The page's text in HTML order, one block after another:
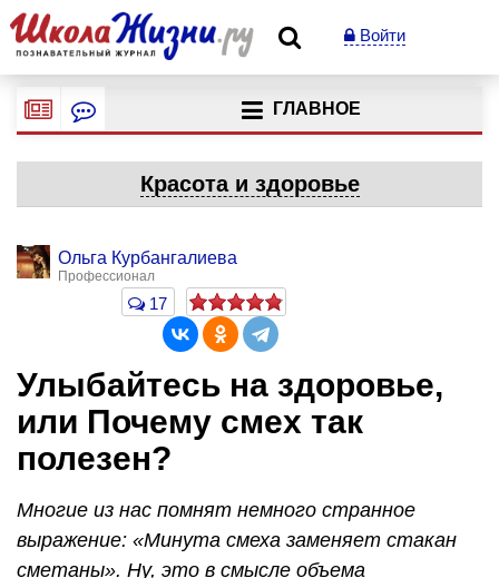
Войти
ГЛАВНОЕ
Красота и здоровье
Ольга Курбангалиева
Профессионал
17
Улыбайтесь на здоровье,
или Почему смех так
полезен?
Многие из нас помнят немного странное
выражение: «Минута смеха заменяет стакан
сметаны». Ну, это в смысле объема